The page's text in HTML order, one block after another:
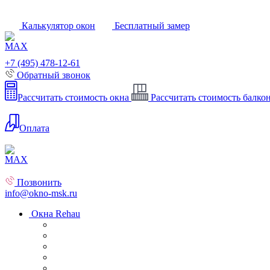
Калькулятор окон Бесплатный замер
+7 (495) 478-12-61
Обратный звонок
Рассчитать стоимость окна Рассчитать стоимость
Оплата
Позвонить
info@okno-msk.ru
Окна Rehau